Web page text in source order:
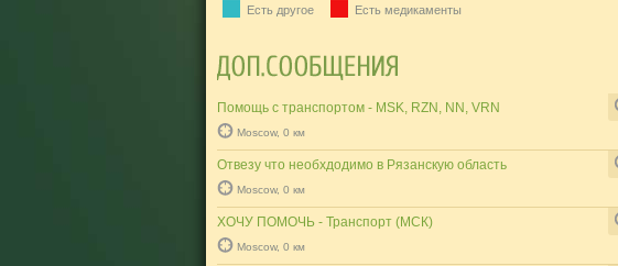
Есть другое Есть медикаменты
Помощь с транспортом - MSK, RZN, NN, VRN
Moscow, 0 км
Отвезу что необхдодимо в Рязанскую область
Moscow, 0 км
ХОЧУ ПОМОЧЬ - Транспорт (МСК)
Moscow, 0 км